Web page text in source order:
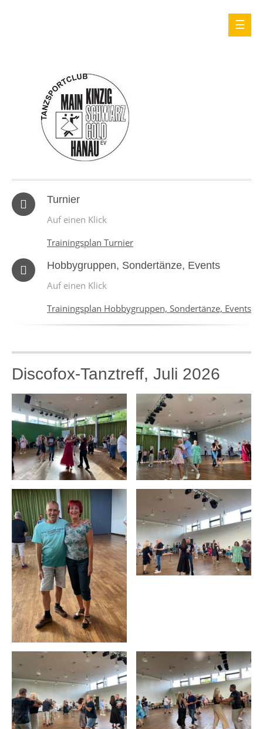
Turnier
Auf einen Klick
Trainingsplan Turnier
Hobbygruppen, Sondertänze, Events
Auf einen Klick
Trainingsplan Hobbygruppen, Sondertänze, Events
Discofox-Tanztreff, Juli 2026